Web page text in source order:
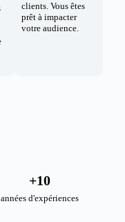
clients. Vous êtes
prêt à impacter
votre audience.
années d'expériences
+10